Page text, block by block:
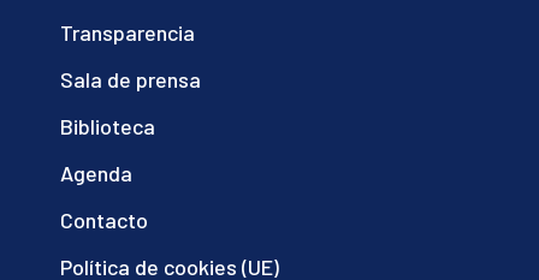
Transparencia
Sala de prensa
Biblioteca
Agenda
Contacto
Política de cookies (UE)